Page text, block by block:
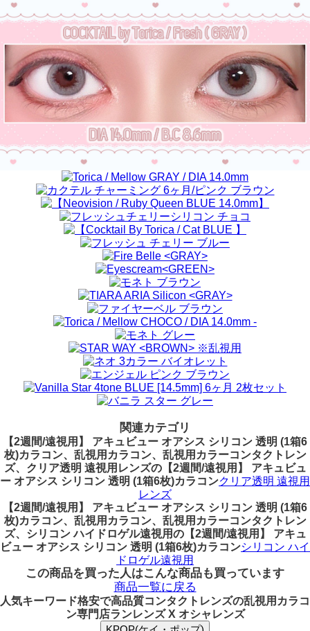
関連カテゴリ
【2週間/遠視用】 アキュビュー オアシス シリコン 透明 (1箱6
枚)カラコン、乱視用カラコン、乱視用カラーコンタクトレン
ズ、クリア透明 遠視用レンズの【2週間/遠視用】 アキュビュ
ー オアシス シリコン 透明 (1箱6枚)カラコンクリア透明 遠視用
レンズ
【2週間/遠視用】 アキュビュー オアシス シリコン 透明 (1箱6
枚)カラコン、乱視用カラコン、乱視用カラーコンタクトレン
ズ、シリコン ハイドロゲル遠視用の【2週間/遠視用】 アキュ
ビュー オアシス シリコン 透明 (1箱6枚)カラコンシリコン ハイ
ドロゲル遠視用
この商品を買った人はこんな商品も買っています
商品一覧に戻る
人気キーワード格安で高品質コンタクトレンズの乱視用カラコ
ン専門店ランレンズ X オシャレンズ